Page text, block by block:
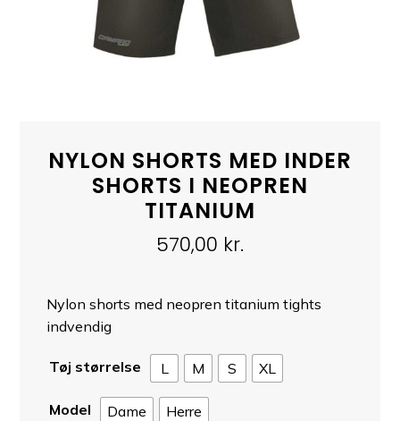
NYLON SHORTS MED INDER
SHORTS I NEOPREN
TITANIUM
570,00 kr.
Nylon shorts med neopren titanium tights
indvendig
Tøj størrelse L M S XL
Model Dame Herre